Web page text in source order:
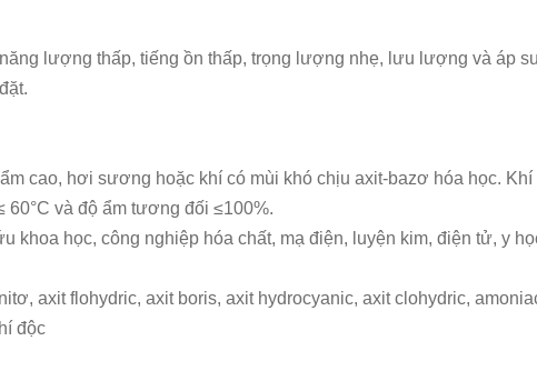
lượng thấp, tiếng ồn thấp, trọng lượng nhẹ, lưu lượng và áp
cao, hơi sương hoặc khí có mùi khó chịu axit-bazơ hóa học.
60°C và độ ẩm tương đối ≤100%.
học, công nghiệp hóa chất, mạ điện, luyện kim, điện tử, y
axit flohydric, axit boris, axit hydrocyanic, axit clohydric,
độc